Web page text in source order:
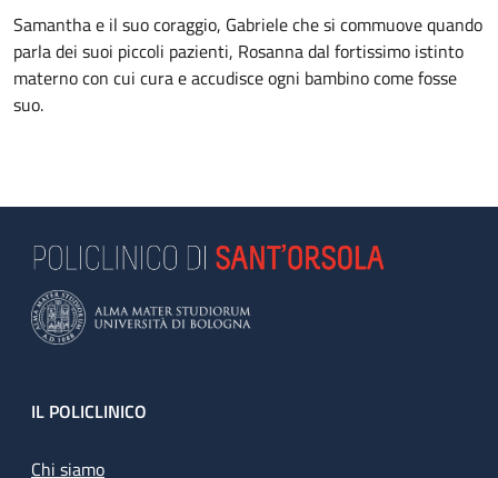
Samantha e il suo coraggio, Gabriele che si commuove quando
parla dei suoi piccoli pazienti, Rosanna dal fortissimo istinto
materno con cui cura e accudisce ogni bambino come fosse
suo.
Footer
IL POLICLINICO
Chi siamo